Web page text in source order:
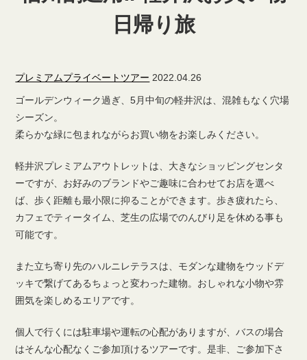
日帰り旅
プレミアムプライベートツアー 2022.04.26
ゴールデンウィーク過ぎ、5月中旬の軽井沢は、混雑もなく穴場
シーズン。
柔らかな緑に包まれながらお買い物をお楽しみください。
軽井沢プレミアムアウトレットは、大きなショッピングセンタ
ーですが、お好みのブランドやご趣味に合わせてお店を選べ
ば、歩く距離も最小限に抑ることができます。歩き疲れたら、
カフェでティータイム、芝生の広場でのんびり足を休める事も
可能です。
また立ち寄り先のハルニレテラスは、モダンな建物をウッドデ
ッキで繋げてあるちょっと変わった建物。おしゃれな小物や雰
囲気を楽しめるエリアです。
個人で行くには駐車場や運転の心配がありますが、バスの場合
はそんな心配なくご参加頂けるツアーです。是非、ご参加下さ